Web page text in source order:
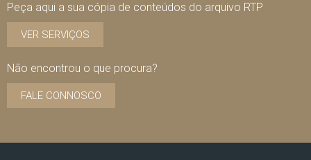
Peça aqui a sua cópia de conteúdos do arquivo RTP
VER SERVIÇOS
Não encontrou o que procura?
FALE CONNOSCO